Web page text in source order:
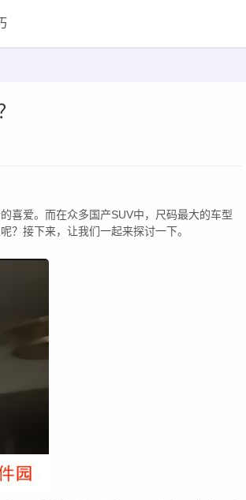
喜爱。而在众多国产SUV中，尺码最大的车型
？接下来，让我们一起来探讨一下。